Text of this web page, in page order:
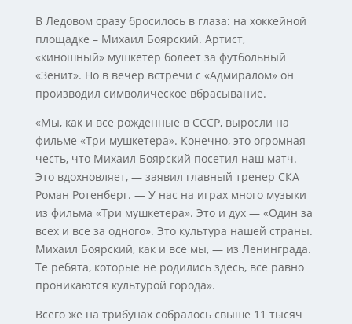
В Ледовом сразу бросилось в глаза: на хоккейной
площадке – Михаил Боярский. Артист,
«киношный» мушкетер болеет за футбольный
«Зенит». Но в вечер встречи с «Адмиралом» он
производил символическое вбрасывание.
«Мы, как и все рожденные в СССР, выросли на
фильме «Три мушкетера». Конечно, это огромная
честь, что Михаил Боярский посетил наш матч.
Это вдохновляет, — заявил главный тренер СКА
Роман Ротенберг. — У нас на играх много музыки
из фильма «Три мушкетера». Это и дух — «Один за
всех и все за одного». Это культура нашей страны.
Михаил Боярский, как и все мы, — из Ленинграда.
Те ребята, которые не родились здесь, все равно
проникаются культурой города».
Всего же на трибунах собралось свыше 11 тысяч